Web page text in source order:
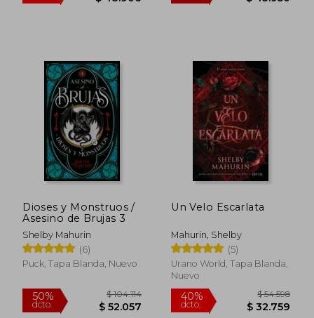
40% $ 81.510 50%
Dioses y Monstruos /
Asesino de Brujas 3
Shelby Mahurin
(6)
Puck, Tapa Blanda, Nuevo
Un Velo Escarlata
Mahurin, Shelby
(5)
Urano World, Tapa Blanda,
Nuevo